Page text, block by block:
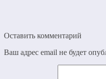
Оставить комментарий
Ваш адрес email не будет